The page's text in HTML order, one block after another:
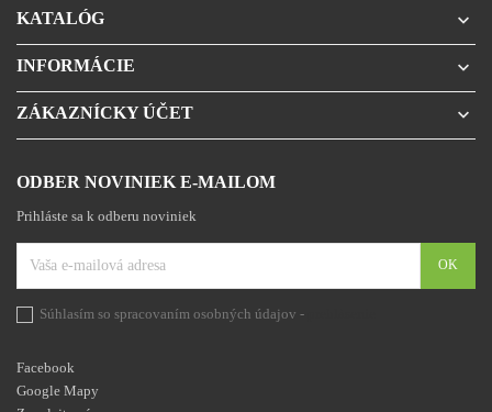
KATALÓG 
INFORMÁCIE 
ZÁKAZNÍCKY ÚČET 
ODBER NOVINIEK E-MAILOM
Prihláste sa k odberu noviniek
Súhlasím so spracovaním osobných údajov -
Facebook
Google Mapy